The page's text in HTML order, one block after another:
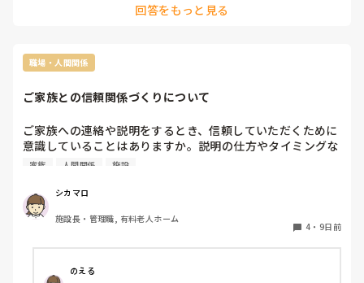
回答をもっと見る
職場・人間関係
ご家族との信頼関係づくりについて
ご家族への連絡や説明をするとき、信頼していただくために
意識していることはありますか。説明の仕方やタイミングな
ど、現場で工夫されていることがあれば教えてください。今
家族 人間関係 施設
シカマロ
施設長・管理職, 有料老人ホーム
4 ・ 9日前
のえる